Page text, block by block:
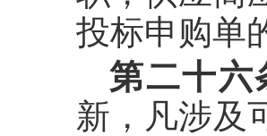
投标申购单
第二十六
新，凡涉及